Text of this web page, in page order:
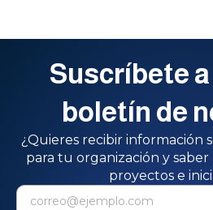
Suscríbete
boletín de
¿Quieres recibir información
para tu organización y
proyectos e